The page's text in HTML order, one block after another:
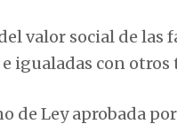
valor social de las
igualadas con
de Ley aprobada